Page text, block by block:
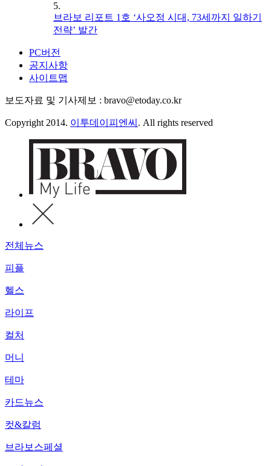
5.
브라보 리포트 1호 ‘사오정 시대, 73세까지 일하기
전략’ 발간
PC버전
공지사항
사이트맵
보도자료 및 기사제보 : bravo@etoday.co.kr
Copyright 2014. 이투데이피엔씨 . All rights reserved
전체뉴스
피플
헬스
라이프
컬처
머니
테마
카드뉴스
컷&칼럼
브라보스페셜